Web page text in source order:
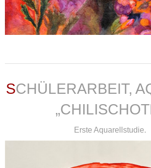
SCHÜLERARBEIT, AQUARELL
Erste Aquarellstudie.